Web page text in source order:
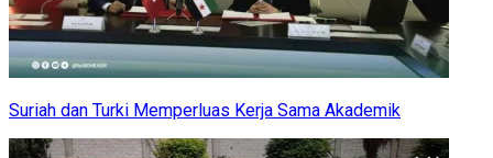
Suriah dan Turki Memperluas Kerja Sama Akademik